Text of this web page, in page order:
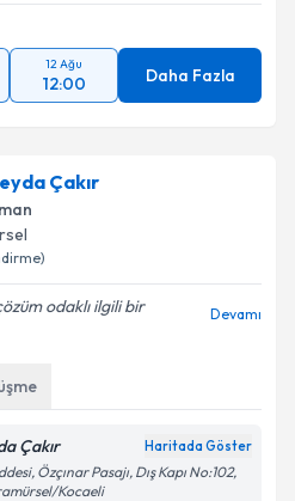
12 Ağu
12:00 Daha Fazla
Çakır
odaklı ilgili bir
Devamı
Çakır Haritada Göster
Özçınar Pasajı, Dış Kapı No:102,
Kocaeli